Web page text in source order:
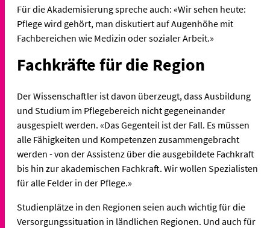
Für die Akademisierung spreche auch: «Wir sehen heute:
Pflege wird gehört, man diskutiert auf Augenhöhe mit
Fachbereichen wie Medizin oder sozialer Arbeit.»
Fachkräfte für die Region
Der Wissenschaftler ist davon überzeugt, dass Ausbildung
und Studium im Pflegebereich nicht gegeneinander
ausgespielt werden. «Das Gegenteil ist der Fall. Es müssen
alle Fähigkeiten und Kompetenzen zusammengebracht
werden - von der Assistenz über die ausgebildete Fachkraft
bis hin zur akademischen Fachkraft. Wir wollen Spezialisten
für alle Felder in der Pflege.»
Studienplätze in den Regionen seien auch wichtig für die
Versorgungssituation in ländlichen Regionen. Und auch für